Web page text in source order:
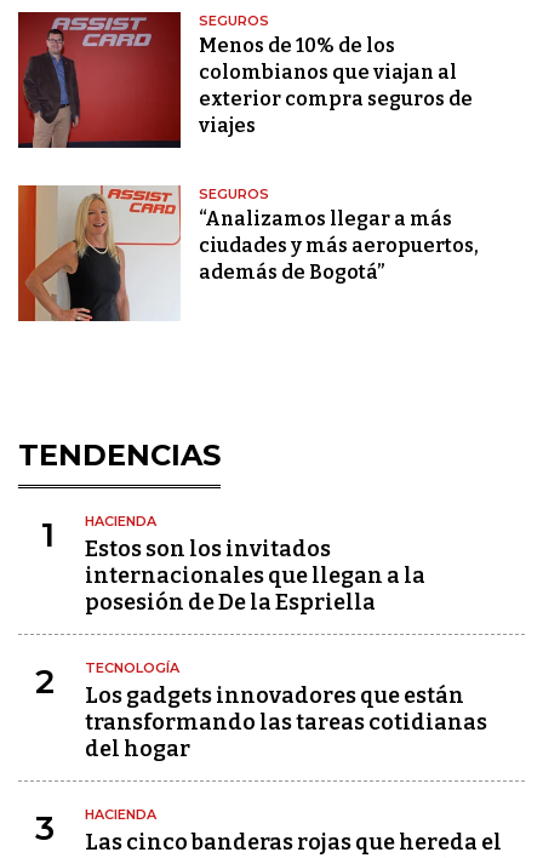
SEGUROS
Menos de 10% de los
colombianos que viajan al
exterior compra seguros de
viajes
SEGUROS
“Analizamos llegar a más
ciudades y más aeropuertos,
además de Bogotá”
TENDENCIAS
1 HACIENDA
Estos son los invitados
internacionales que llegan a la
posesión de De la Espriella
2 TECNOLOGÍA
Los gadgets innovadores que están
transformando las tareas cotidianas
del hogar
3 HACIENDA
Las cinco banderas rojas que hereda el